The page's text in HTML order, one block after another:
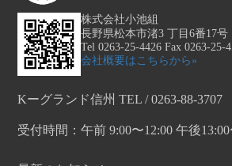
株式会社小池組
長野県松本市渚3 丁目6番17号
Tel 0263-25-4426 Fax 0263-25-
会社概要はこちらから»
Kーグランド信州 TEL / 0263-88-3707
受付時間：午前 9:00〜12:00 午後13:00